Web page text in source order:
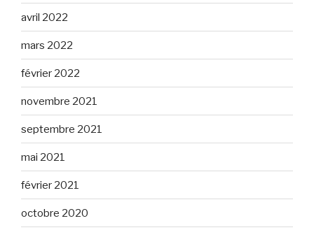
avril 2022
mars 2022
février 2022
novembre 2021
septembre 2021
mai 2021
février 2021
octobre 2020